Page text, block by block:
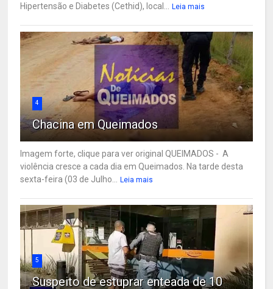
Hipertensão e Diabetes (Cethid), local...
Leia mais
4
Chacina em Queimados
Imagem forte, clique para ver original QUEIMADOS - A
violência cresce a cada dia em Queimados. Na tarde desta
sexta-feira (03 de Julho...
Leia mais
5
Suspeito de estuprar enteada de 10